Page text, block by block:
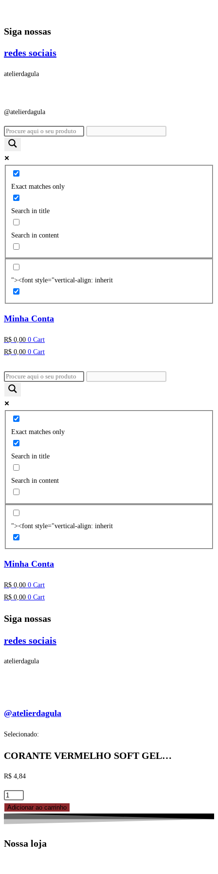
o
Siga nossas
redes sociais
atelierdagula
@atelierdagula
Exact matches only
Search in title
Search in content
"><font style="vertical-align: inherit
Minha Conta
R$ 0,00 0 Cart
R$ 0,00 0 Cart
Exact matches only
Search in title
Search in content
"><font style="vertical-align: inherit
Minha Conta
R$ 0,00 0 Cart
R$ 0,00 0 Cart
Siga nossas
redes sociais
atelierdagula
@atelierdagula
Selecionado:
CORANTE VERMELHO SOFT GEL…
R$ 4,84
CORANTE
VERMELHO
SOFT
FLEX
Adicionar ao carrinho
Nossa loja